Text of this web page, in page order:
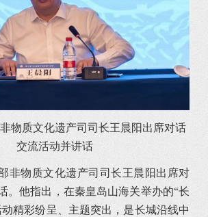
物质文化遗产司司长王晨阳出席对话
交流活动并讲话
非物质文化遗产司司长王晨阳出席对
。他指出，在秦皇岛山海关举办的“长
精彩纷呈、主题突出，是长城沿线中